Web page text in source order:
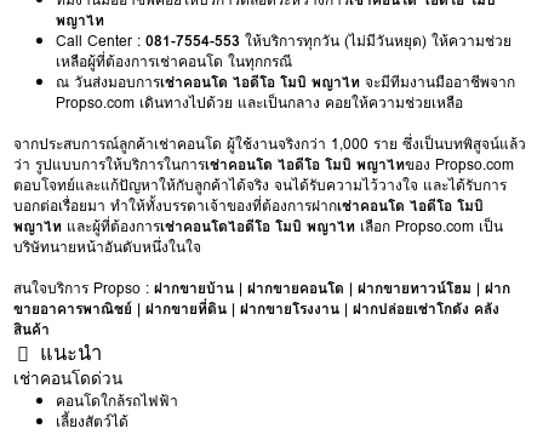
พญาไท
Call Center :081-7554-553 ให้บริการทุกวัน (ไม่มีวันหยุด) ให้ความช่วย
เหลือผู้ที่ต้องการเช่าคอนโด ในทุกกรณี
ณ วันส่งมอบการเช่าคอนโด ไอดีโอ โมบิ พญาไท จะมีทีมงานมืออาชีพจาก
Propso.com เดินทางไปด้วย และเป็นกลาง คอยให้ความช่วยเหลือ
จากประสบการณ์ลูกค้าเช่าคอนโด ผู้ใช้งานจริงกว่า 1,000 ราย ซึ่งเป็นบทพิสูจน์แล้ว
ว่า รูปแบบการให้บริการในการเช่าคอนโด ไอดีโอ โมบิ พญาไทของ Propso.com
ตอบโจทย์และแก้ปัญหาให้กับลูกค้าได้จริง จนได้รับความไว้วางใจ และได้รับการ
บอกต่อเรื่อยมา ทำให้ทั้งบรรดาเจ้าของที่ต้องการฝากเช่าคอนโด ไอดีโอ โมบิ
พญาไท และผู้ที่ต้องการเช่าคอนโดไอดีโอ โมบิ พญาไท เลือก Propso.com เป็น
บริษัทนายหน้าอันดับหนึ่งในใจ
สนใจบริการ Propso :ฝากขายบ้าน |ฝากขายคอนโด |ฝากขายทาวน์โฮม |ฝาก
ขายอาคารพาณิชย์ |ฝากขายที่ดิน |ฝากขายโรงงาน |ฝากปล่อยเช่าโกดัง คลัง
สินค้า
แนะนำ
เช่าคอนโดด่วน
คอนโดใกล้รถไฟฟ้า
เลี้ยงสัตว์ได้